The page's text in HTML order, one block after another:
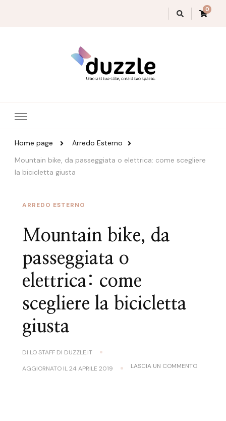
0
Home page
Arredo Esterno
Mountain bike, da passeggiata o elettrica: come scegliere
la bicicletta giusta
ARREDO ESTERNO
Mountain bike, da
passeggiata o
elettrica: come
scegliere la bicicletta
giusta
DI LO STAFF DI DUZZLE.IT
AGGIORNATO IL24 APRILE 2019 LASCIA UN COMMENTOSU